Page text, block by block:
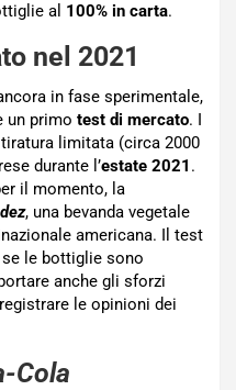
al 100% in carta.
nel 2021
in fase sperimentale,
un primo test di mercato. I
limitata (circa 2000
durante l’estate 2021 .
il momento, la
, una bevanda vegetale
americana. Il test
le bottiglie sono
anche gli sforzi
le opinioni dei
Cola